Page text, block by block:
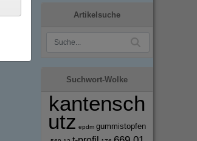
Artikelsuche
Suchwort-Wolke
kantensch
utz epdm gummistopfen